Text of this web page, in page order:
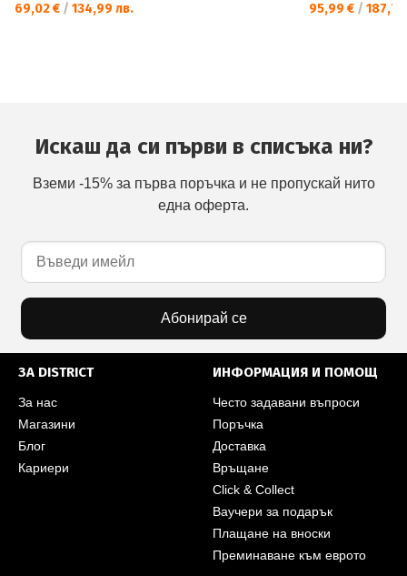
69,02 € / 134,99 лв. 95,99 € /
Искаш да си първи в списъка ни?
Вземи -15% за първа поръчка и не пропускай нито
една оферта.
Абонирай се
ЗА DISTRICT
За нас
Магазини
Блог
Кариери
ИНФОРМАЦИЯ И ПОМОЩ
Често задавани въпроси
Поръчка
Доставка
Връщане
Click & Collect
Ваучери за подарък
Плащане на вноски
Преминаване към еврото